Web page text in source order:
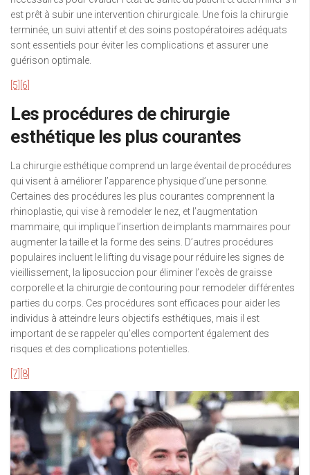
est prêt à subir une intervention chirurgicale. Une fois la chirurgie
terminée, un suivi attentif et des soins postopératoires adéquats
sont essentiels pour éviter les complications et assurer une
guérison optimale.
[5] [6]
Les procédures de chirurgie
esthétique les plus courantes
La chirurgie esthétique comprend un large éventail de procédures
qui visent à améliorer l’apparence physique d’une personne.
Certaines des procédures les plus courantes comprennent la
rhinoplastie, qui vise à remodeler le nez, et l’augmentation
mammaire, qui implique l’insertion de implants mammaires pour
augmenter la taille et la forme des seins. D’autres procédures
populaires incluent le lifting du visage pour réduire les signes de
vieillissement, la liposuccion pour éliminer l’excès de graisse
corporelle et la chirurgie de contouring pour remodeler différentes
parties du corps. Ces procédures sont efficaces pour aider les
individus à atteindre leurs objectifs esthétiques, mais il est
important de se rappeler qu’elles comportent également des
risques et des complications potentielles.
[7] [8]